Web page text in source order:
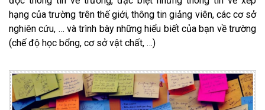
hạng của trường trên thế giới, thông tin giảng viên, các cơ sở
nghiên cứu, … và trình bày những hiểu biết của bạn về trường
(chế độ học bổng, cơ sở vật chất, …)